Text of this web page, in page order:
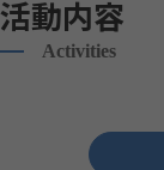
活動内容
Activities